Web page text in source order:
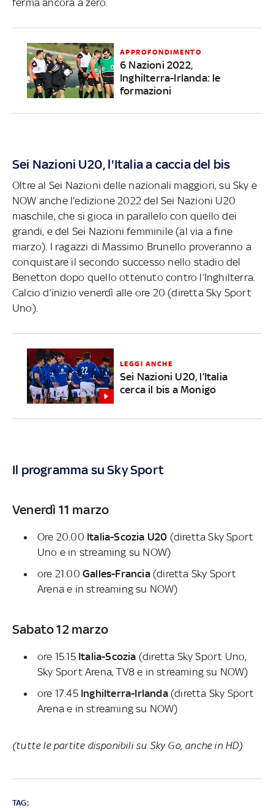
APPROFONDIMENTO
6 Nazioni 2022,
Inghilterra-Irlanda: le
formazioni
Sei Nazioni U20, l'Italia a caccia del bis
Oltre al Sei Nazioni delle nazionali maggiori, su Sky e
NOW anche l’edizione 2022 del Sei Nazioni U20
maschile, che si gioca in parallelo con quello dei
grandi, e del Sei Nazioni femminile (al via a fine
marzo). I ragazzi di Massimo Brunello proveranno a
conquistare il secondo successo nello stadio del
Benetton dopo quello ottenuto contro l’Inghilterra.
Calcio d’inizio venerdì alle ore 20 (diretta Sky Sport
Uno).
LEGGI ANCHE
Sei Nazioni U20, l’Italia
cerca il bis a Monigo
Il programma su Sky Sport
Venerdì 11 marzo
Ore 20.00 Italia-Scozia U20 (diretta Sky Sport
Uno e in streaming su NOW)
ore 21.00 Galles-Francia(diretta Sky Sport
Arena e in streaming su NOW)
Sabato 12 marzo
ore 15.15Italia-Scozia (diretta Sky Sport Uno,
Sky Sport Arena, TV8 e in streaming su NOW)
ore 17.45 Inghilterra-Irlanda(diretta Sky Sport
Arena e in streaming su NOW)
(tutte le partite disponibili su Sky Go, anche in HD)
TAG: